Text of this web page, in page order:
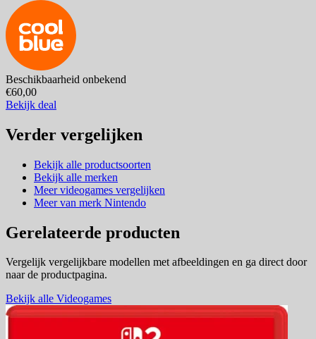
Beschikbaarheid onbekend
€60,00
Bekijk deal
Verder vergelijken
Bekijk alle productsoorten
Bekijk alle merken
Meer videogames vergelijken
Meer van merk Nintendo
Gerelateerde producten
Vergelijk vergelijkbare modellen met afbeeldingen en ga direct door
naar de productpagina.
Bekijk alle Videogames